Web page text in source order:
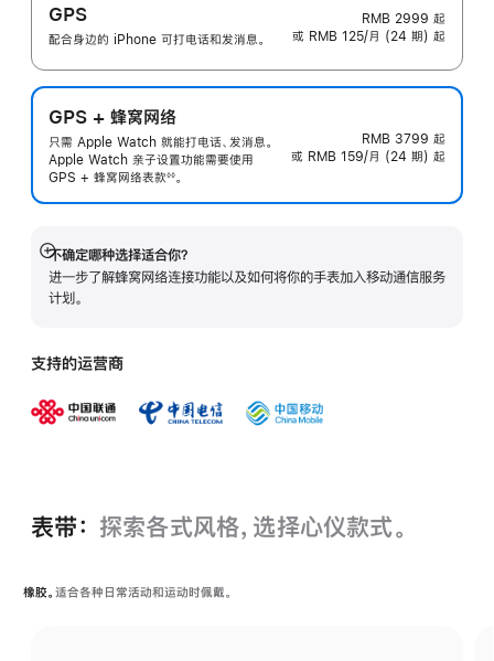
GPS
配合身边的 iPhone 可打电话和发消息。
RMB 2999 起
或 RMB 125/月 (24 期) 起
GPS + 蜂窝网络
只需 Apple Watch 就能打电话、发消息。
Apple Watch 亲子设置功能需要使用
GPS + 蜂窝网络表款◊◊。
RMB 3799 起
或 RMB 159/月 (24 期) 起
不确定哪种选择适合你？
进一步了解蜂窝网络连接功能以及如何将你的手表加入移动通信服务
计划。
展
开
支持的运营商
表带： 探索各式风格，选择心仪款式。
橡胶。 适合各种日常活动和运动时佩戴。